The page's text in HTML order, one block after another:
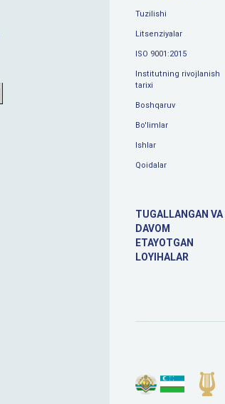
Tuzilishi
Litsenziyalar
ISO 9001:2015
Institutning rivojlanish
tarixi
Boshqaruv
Bo'limlar
Ishlar
Qoidalar
TUGALLANGAN VA
DAVOM
ETAYOTGAN
LOYIHALAR